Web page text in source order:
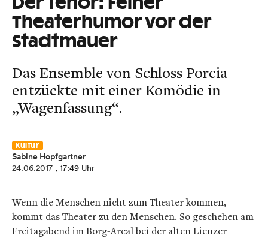
Der Tenor: Feiner
Theaterhumor vor der
Stadtmauer
Das Ensemble von Schloss Porcia
entzückte mit einer Komödie in
„Wagenfassung“.
Kultur
Sabine Hopfgartner
24.06.2017 , 17:49 Uhr
Wenn die Menschen nicht zum Theater kommen,
kommt das Theater zu den Menschen. So geschehen am
Freitagabend im Borg-Areal bei der alten Lienzer